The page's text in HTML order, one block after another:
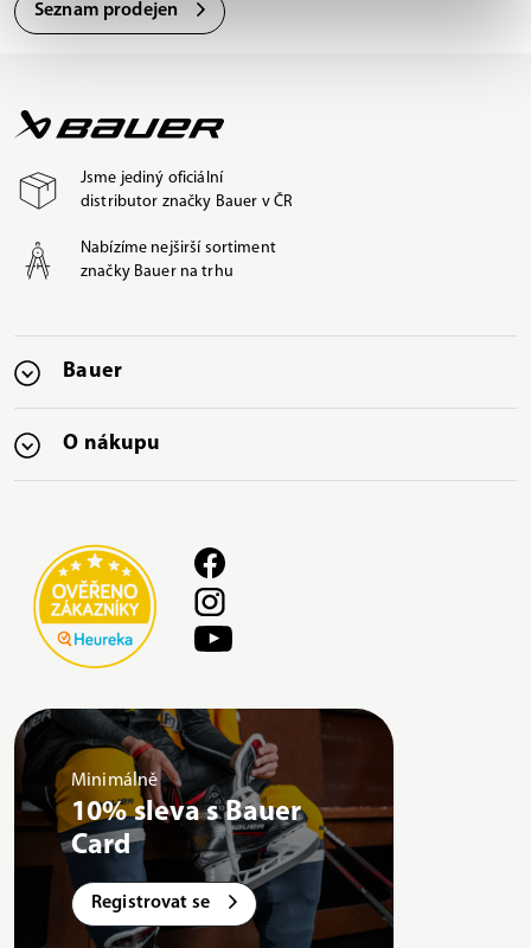
Seznam prodejen
Jsme jediný oficiální
distributor značky Bauer v ČR
Nabízíme nejširší sortiment
značky Bauer na trhu
Bauer
O nákupu
Minimálně
10% sleva s Bauer
Card
Registrovat se